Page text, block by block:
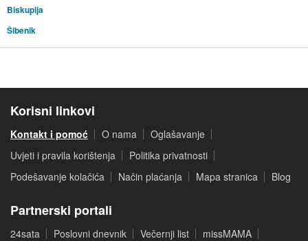
Biskupija
Šibenik
Korisni linkovi
Kontakt i pomoć O nama
Oglašavanje
Uvjeti i pravila korištenja
Politika privatnosti
Podešavanje kolačića
Način plaćanja Mapa stranica Blog
Partnerski portali
24sata Poslovni dnevnik Večernji list missMAMA